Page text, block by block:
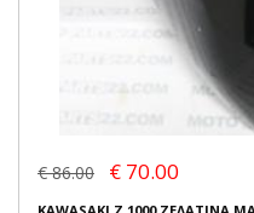
€ 86.00 € 70.00